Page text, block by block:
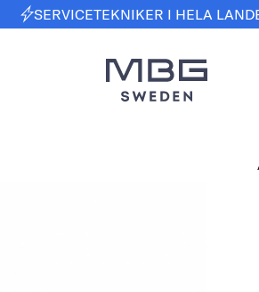
SERVICETEKNIKER I HELA